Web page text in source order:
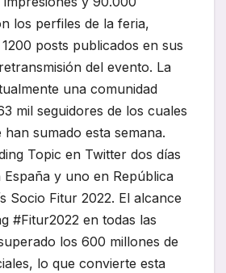
los perfiles de la feria,
posts publicados en sus
del evento. La
una comunidad
mil seguidores de los cuales
han sumado esta semana.
Topic en Twitter dos días
y uno en República
Socio Fitur 2022. El alcance
#Fitur2022 en todas las
los 600 millones de
lo que convierte esta